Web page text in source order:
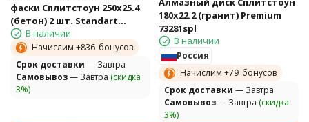
фаски Сплитстоун 250х25.4
(бетон) 2 шт. Standart
127405spl
В наличии
Начислим +836 бонусов
Cрок доставки — Завтра
Самовывоз— Завтра (скидка
3%)
180х22.2 (гранит) Premium
73281spl
В наличии
Россия
Начислим +79 бонусов
Cрок доставки — Завтра
Самовывоз— Завтра (скидка
3%)